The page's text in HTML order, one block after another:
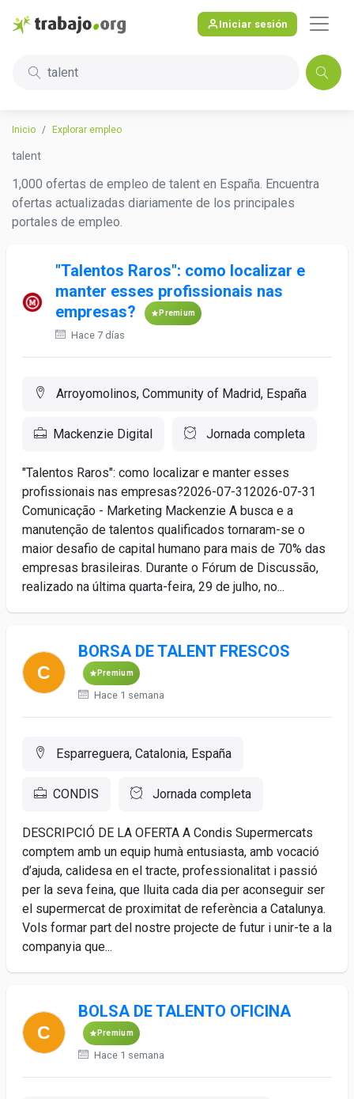
Iniciar sesión
talent
Inicio Explorar empleo
talent
1,000 ofertas de empleo de talent en España. Encuentra
ofertas actualizadas diariamente de los principales
portales de empleo.
"Talentos Raros": como localizar e
manter esses profissionais nas
empresas?
Premium
Hace 7 días
Arroyomolinos, Community of Madrid, España
Mackenzie Digital Jornada completa
"Talentos Raros": como localizar e manter esses
profissionais nas empresas?2026-07-312026-07-31
Comunicação - Marketing Mackenzie A busca e a
manutenção de talentos qualificados tornaram-se o
maior desafio de capital humano para mais de 70% das
empresas brasileiras. Durante o Fórum de Discussão,
realizado na última quarta-feira, 29 de julho, no...
BORSA DE TALENT FRESCOS
Premium
Hace 1 semana
Esparreguera, Catalonia, España
CONDIS Jornada completa
DESCRIPCIÓ DE LA OFERTA A Condis Supermercats
comptem amb un equip humà entusiasta, amb vocació
d’ajuda, calidesa en el tracte, professionalitat i passió
per la seva feina, que lluita cada dia per aconseguir ser
el supermercat de proximitat de referència a Catalunya.
Vols formar part del nostre projecte de futur i unir-te a la
companyia que...
BOLSA DE TALENTO OFICINA
Premium
Hace 1 semana